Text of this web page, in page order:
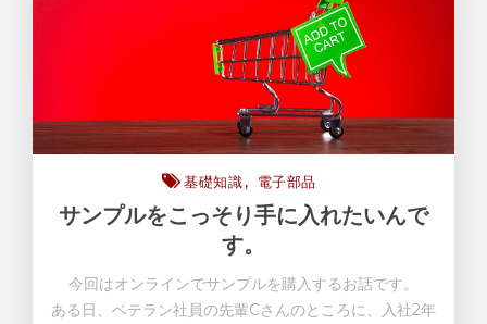
基礎知識 電子部品
サンプルをこっそり手に入れたいんで
す。
今回はオンラインでサンプルを購入するお話です。
ある日、ベテラン社員の先輩Cさんのところに、入社2年